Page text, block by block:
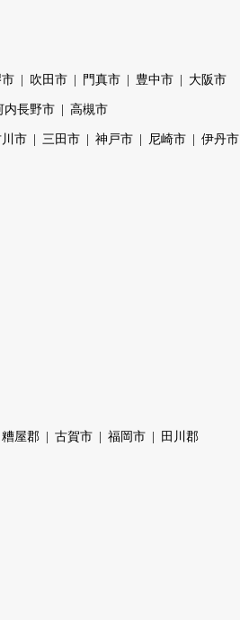
吹田市 門真市 豊中市 大阪市
内長野市 高槻市
市 三田市 神戸市 尼崎市 伊丹市
糟屋郡 古賀市 福岡市 田川郡